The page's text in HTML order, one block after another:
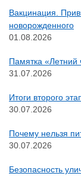
Вакцинация.
новорожденного
01.08.2026
Памятка «Летний
31.07.2026
Итоги второго
30.07.2026
Почему нельзя
30.07.2026
Безопасность